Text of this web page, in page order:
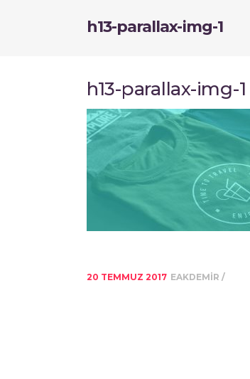
h13-parallax-img-1
h13-parallax-img-1
20 TEMMUZ 2017 EAKDEMIR